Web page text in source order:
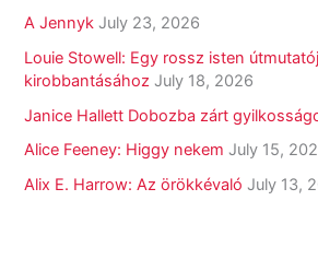
A Jennyk July 23, 2026
Louie Stowell: Egy ​rossz isten
kirobbantásához July 18, 2026
Janice Hallett Dobozba zárt
Alice Feeney: Higgy nekem July 15,
Alix E. Harrow: Az örökkévaló July 13,